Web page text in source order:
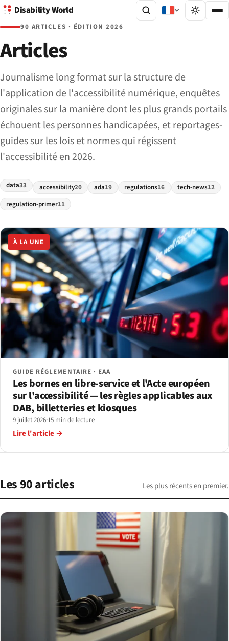
Disability World
90 ARTICLES · ÉDITION 2026
Articles
Journalisme long format sur la structure de
l'application de l'accessibilité numérique, enquêtes
originales sur la manière dont les plus grands portails
échouent les personnes handicapées, et reportages-
guides sur les lois et normes qui régissent
l'accessibilité en 2026.
data33 accessibility20 ada19 regulations16 tech-news12
regulation-primer11
À LA UNE
GUIDE RÉGLEMENTAIRE · EAA
Les bornes en libre-service et l'Acte européen
sur l'accessibilité — les règles applicables aux
DAB, billetteries et kiosques
9 juillet 2026·15 min de lecture
Lire l'article →
Les 90 articles Les plus récents en premier.